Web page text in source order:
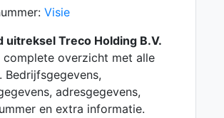
Visie
uitreksel Treco Holding B.V.
complete overzicht met alle
Bedrijfsgegevens,
adresgegevens,
en extra informatie.